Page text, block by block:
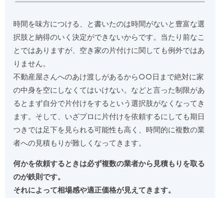
時間を味方につける、と書いたのは時間がないと豊富な選
択肢と納得のいく決定ができないからです。当たり前なこ
とではありますが、空き家の片付けに関しても例外ではあ
りません。
不動産屋さんへのあけ渡しがあるから○○日まで絶対に家
の中身を空にしなくてはいけない。などと言った制限があ
るとまず自分で片付けをするという選択肢がなくなってき
ます。そして、いざプロに片付けを依頼するにしても期日
つきでは足下を見られる可能性も高く、時間的に複数の業
者への見積もりが難しくなってきます。
何かを依頼するときは必ず複数の業者から見積もりを取る
のが鉄則です。
それによって相場感や適正価格が見えてきます。